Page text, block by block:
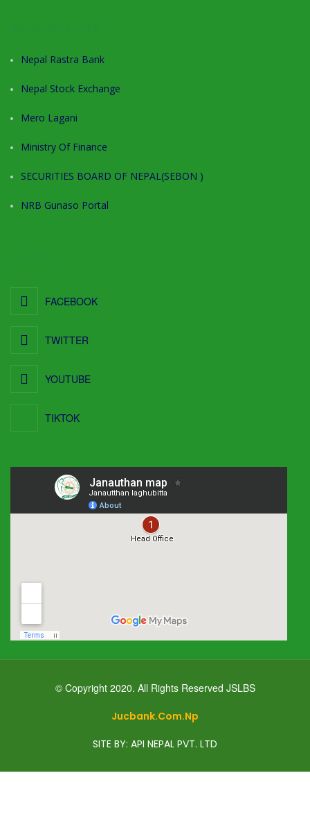
Nepal Rastra Bank
Nepal Stock Exchange
Mero Lagani
Ministry Of Finance
SECURITIES BOARD OF NEPAL(SEBON )
NRB Gunaso Portal
FACEBOOK
TWITTER
YOUTUBE
TIKTOK
© Copyright 2020. All Rights Reserved JSLBS
Jucbank.com.np
SITE BY: API NEPAL PVT. LTD